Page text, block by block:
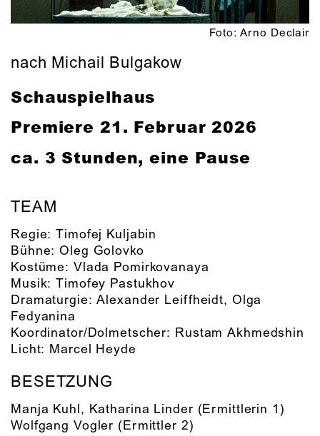
Foto: Arno Declair
nach Michail Bulgakow
Schauspielhaus
Premiere 21. Februar 2026
ca. 3 Stunden, eine Pause
TEAM
Regie:Timofej Kuljabin
Bühne:Oleg Golovko
Kostüme: Vlada Pomirkovanaya
Musik:Timofey Pastukhov
Dramaturgie:Alexander Leiffheidt, Olga
Fedyanina
Koordinator/Dolmetscher: Rustam Akhmedshin
Licht: Marcel Heyde
BESETZUNG
Manja Kuhl, Katharina Linder (Ermittlerin 1)
Wolfgang Vogler (Ermittler 2)